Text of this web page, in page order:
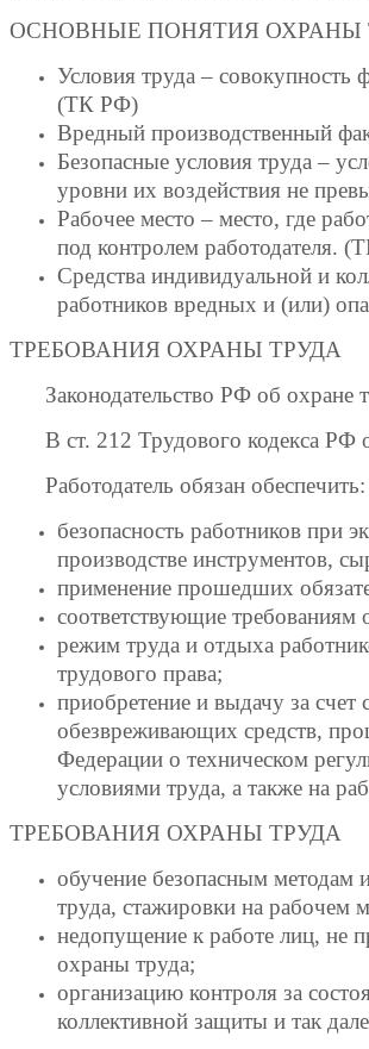
ОСНОВНЫЕ ПОНЯТИЯ ОХРАНЫ
Условия труда – совокупность
(ТК РФ)
Вредный производственный
Безопасные условия труда –
уровни их воздействия не
Рабочее место – место, где
под контролем работодателя.
Средства индивидуальной и
работников вредных и (или)
ТРЕБОВАНИЯ ОХРАНЫ ТРУДА
Законодательство РФ об охране
В ст. 212 Трудового кодекса РФ
Работодатель обязан обеспечить:
безопасность работников при
производстве инструментов,
применение прошедших
соответствующие требованиям
режим труда и отдыха
трудового права;
приобретение и выдачу за
обезвреживающих средств,
Федерации о техническом
условиями труда, а также на
ТРЕБОВАНИЯ ОХРАНЫ ТРУДА
обучение безопасным методам
труда, стажировки на рабочем
недопущение к работе лиц, не
охраны труда;
организацию контроля за
коллективной защиты и так